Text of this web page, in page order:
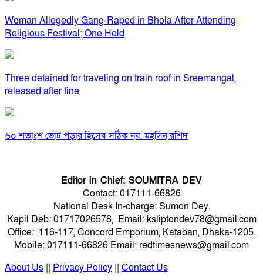
Woman Allegedly Gang-Raped in Bhola After Attending
Religious Festival; One Held
Three detained for traveling on train roof in Sreemangal,
released after fine
৬০ শতাংশ ভোট পড়ার হিসেব সঠিক নয়: মহসিন রশিদ
Editor in Chief: SOUMITRA DEV
Contact: 017111-66826
National Desk In-charge: Sumon Dey.
Kapil Deb: 01717026578, Email: ksliptondev78@gmail.com
Office: 116-117, Concord Emporium, Kataban, Dhaka-1205.
Mobile: 017111-66826 Email: redtimesnews@gmail.com
About Us || Privacy Policy || Contact Us